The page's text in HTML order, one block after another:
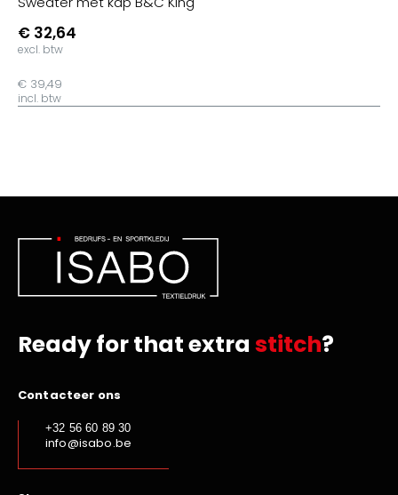
€ 32,64
excl. btw
€ 39,49
incl. btw
Ready for that extra stitch?
Contacteer ons
+32 56 60 89 30
info@isabo.be